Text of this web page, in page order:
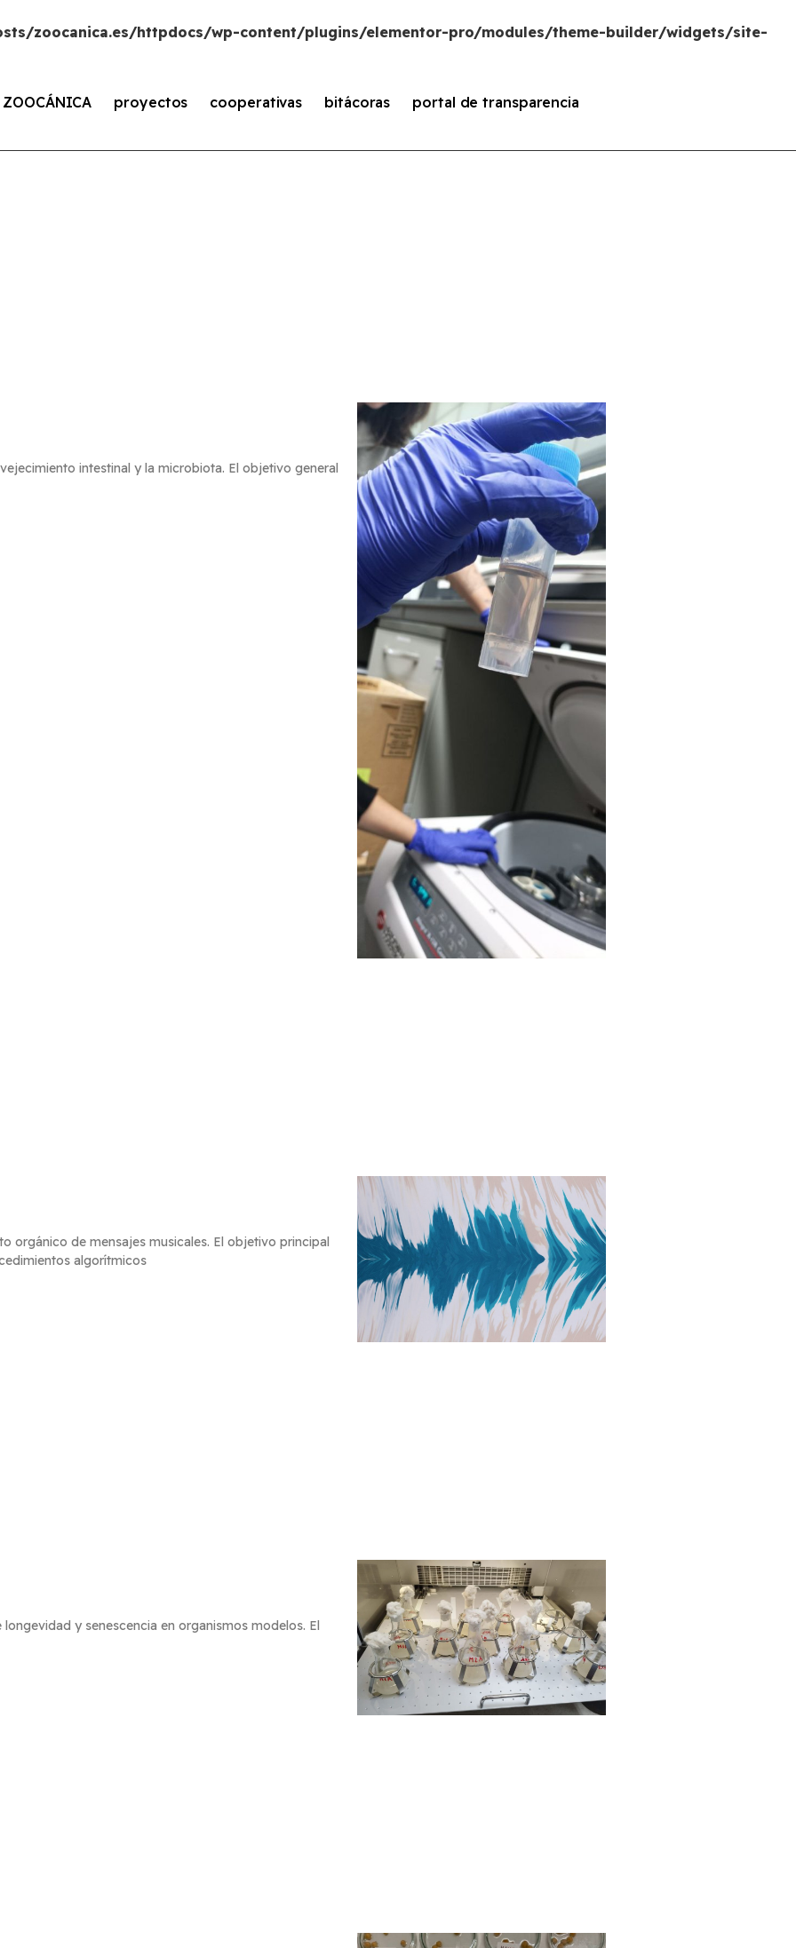
zoocanica.es/httpdocs/wp-content/plugins/elementor-pro/modules/theme-builder/widgets/site-
proyectos cooperativas bitácoras portal de transparencia
intestinal y la microbiota. El objetivo general
orgánico de mensajes musicales. El objetivo principal
algorítmicos
y senescencia en organismos modelos. El